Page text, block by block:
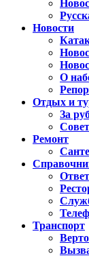
Новости
О
Отдых и
За
Ремонт
Транспорт